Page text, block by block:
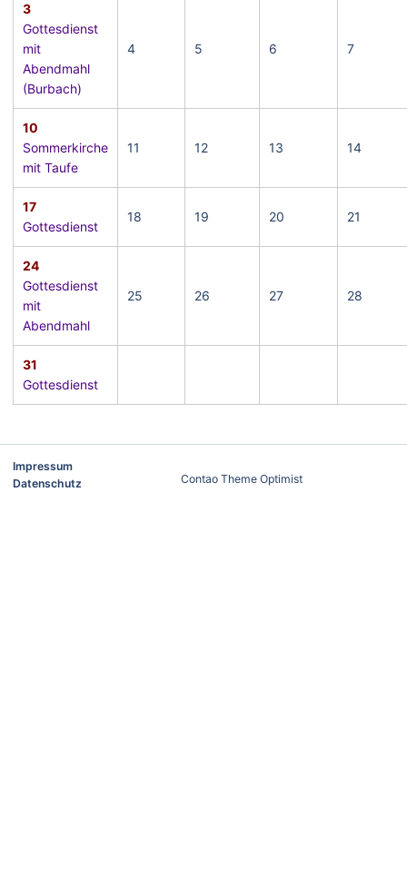
3
Gottesdienst
mit
Abendmahl
(Burbach)
4 5 6 7
10
Sommerkirche
mit Taufe
11 12 13 14
17
Gottesdienst
18 19 20 21
24
Gottesdienst
mit
Abendmahl
25 26 27 28
31
Gottesdienst
Impressum
Datenschutz
Contao Theme Optimist